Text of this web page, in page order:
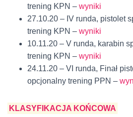
trening KPN – wyniki
27.10.20 – IV runda, pistolet
trening KPN – wyniki
10.11.20 – V runda, karabin
trening KPN – wyniki
24.11.20 – VI runda, Finał
opcjonalny trening PPN –
KLASYFIKACJA KOŃCOWA